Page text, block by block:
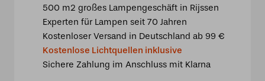
Pretty
41/96
Menge
500 m2 großes Lampengeschäft in Rijssen
Experten für Lampen seit 70 Jahren
Kostenloser Versand in Deutschland ab 99 €
Kostenlose Lichtquellen inklusive
Sichere Zahlung im Anschluss mit Klarna